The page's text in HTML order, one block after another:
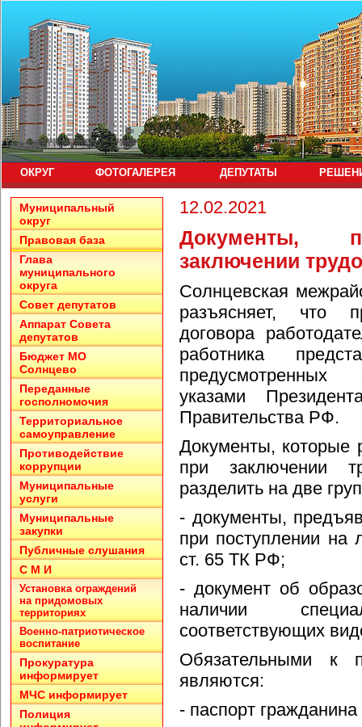
ОКРУГ ФОТОГАЛЕРЕЯ ДЕПУТАТЫ
12.02.2021
Документы,
заключении
Солнцевская
разъясняет, что
договора
работника
указами
Правительства РФ.
Документы, которые
при заключении
разделить на две
- документы,
при поступлении на
ст. 65 ТК РФ;
- документ об
наличии
соответствующих
Обязательными к
являются:
- паспорт
Муниципальный
округ
Правовая база
Глава
муниципального
округа
Совет депутатов
Аппарат Совета
депутатов
Бюджет МО
Солнцево
Переданные
госполномочия
Территориальное
самоуправление
Противодействие
коррупции
Муниципальные
услуги
Муниципальные
закупки
Публичные слушания
С М И
Установка ограждений
на придомовых
территориях
Военно-патриотическое
воспитание
Прокуратура
информирует
МЧС информирует
Полиция